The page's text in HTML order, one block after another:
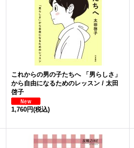
これからの男の子たちへ 「男らしさ」
から自由になるためのレッスン / 太田
啓子
1,760円(税込)